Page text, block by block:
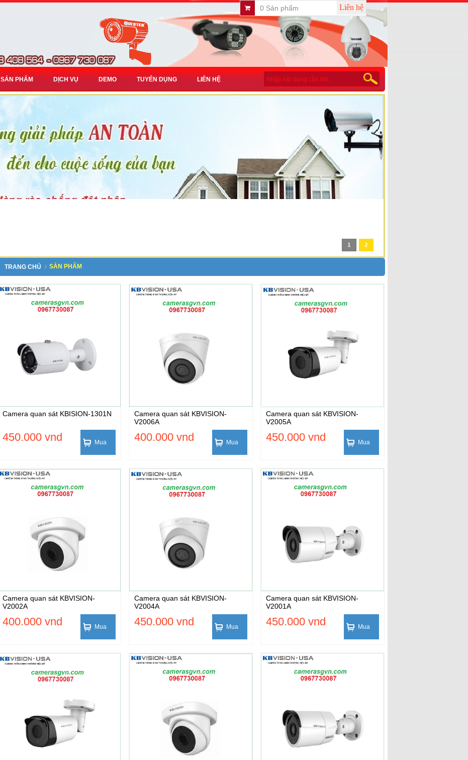
0 Sản phẩm Liên hệ
SẢN PHẨM DỊCH VỤ DEMO TUYỂN DỤNG LIÊN HỆ
1 2
TRANG CHỦ SẢN PHẨM
Camera quan sát KBISION-1301N
450.000 vnd Mua
Camera quan sát KBVISION-
V2006A
400.000 vnd Mua
Camera quan sát KBVISION-
V2005A
450.000 vnd Mua
Camera quan sát KBVISION-
V2002A
400.000 vnd Mua
Camera quan sát KBVISION-
V2004A
450.000 vnd Mua
Camera quan sát KBVISION-
V2001A
450.000 vnd Mua